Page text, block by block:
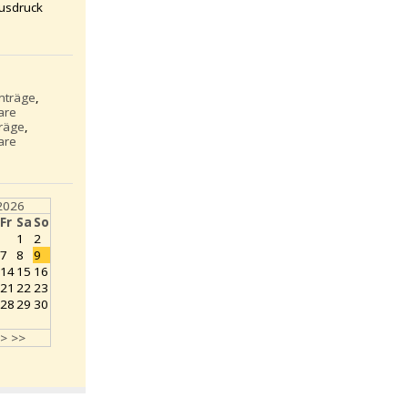
,
,
Fr Sa So
> >>
1
2
7
8
9
1415 16
21 2223
2829 30